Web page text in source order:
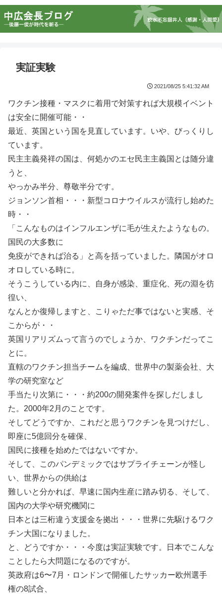
実証実験
2021/08/25 5:41:32 AM
ワクチン接種・マスクに着用で対策すれば大規模イベント
は安全に開催可能・・
最近、英国という国を見直しています。いや、びっくりし
ています。
民主主義発祥の国は、何処かのエセ民主主義国とは随分違
うと、
やっかみ半分、尊敬半分です。
ジョンソン首相・・・新型コロナウイルスが流行し始めた
時・・
「こんなものはインフルエンザに毛が生えたようなもの。
国民の大多数に
免疫ができれば治る」と高を括っていました。隣国がオロ
オロしている時に。
そうこうしている内に、自身が感染、重症化、死の淵を彷
徨い、
なんとか復帰しますと、こりゃただ事ではないと実感、そ
こからが・・
英国リアリズムって言うのでしょうか、ワクチンだってこ
とに。
直轄のワクチン担当チームを編成、世界中の製薬会社、大
学の研究室など
手当たり次第に・・・約200の開発案件を探しだしまし
た。2000年2月のことです。
そしてどうですか、これだと思うワクチンを見つけだし、
即座に5億回分を確保、
国民に接種を始めたではないですか。
そして、このパンデミックではサプライチェーンが怪し
い、世界からの供給は
難しいと分かれば、早速に国内生産に踏み切る、そして、
国内の大学や研究機関に
日本とは三桁違う支援金を拠出・・・世界に先駆けるワク
チン大国になりました。
と、どうですか・・・今度は実証実験です。日本でこんな
ことしたら大問題になるのですが。
英政府は6〜7月・ロンドンで開催したサッカー欧州選手
権の8試合、